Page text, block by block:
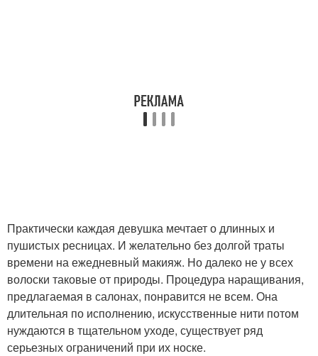
Практически каждая девушка мечтает о длинных и
пушистых ресницах. И желательно без долгой траты
времени на ежедневный макияж. Но далеко не у всех
волоски таковые от природы. Процедура наращивания,
предлагаемая в салонах, понравится не всем. Она
длительная по исполнению, искусственные нити потом
нуждаются в тщательном уходе, существует ряд
серьезных ограничений при их носке.